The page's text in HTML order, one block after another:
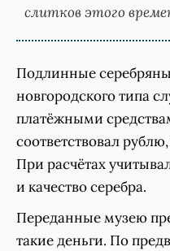
слитков этого
Подлинные
новгородского типа
платёжными
соответствовал
При расчётах
и качество серебра.
Переданные музею
такие деньги. По